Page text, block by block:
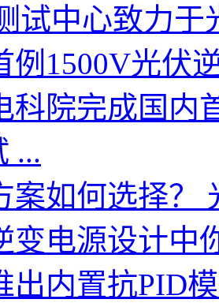
试中心致力于
例1500V光伏
科院完成国内
...
案如何选择？
变电源设计中
出内置抗PID